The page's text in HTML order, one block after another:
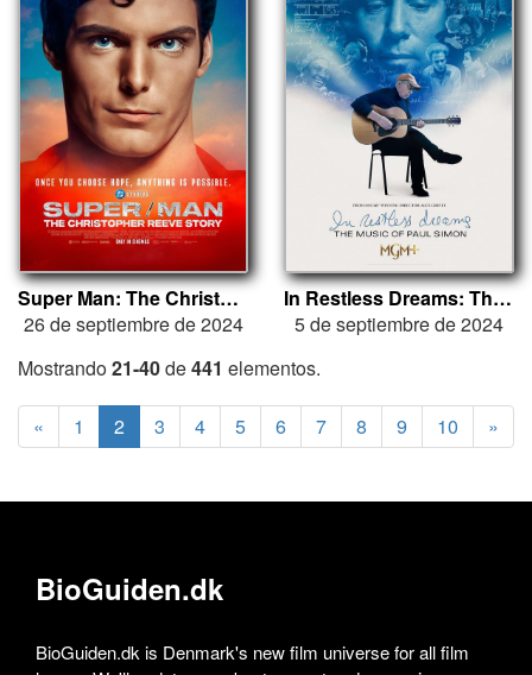
Super Man: The Christopher Reeve Story
26 de septiembre de 2024
In Restless Dreams: The Music of Paul Simon
5 de septiembre de 2024
Mostrando21-40de441 elementos.
« 1 2 3 4 5 6 7 8 9 10 »
BioGuiden.dk
BioGuiden.dk is Denmark's new film universe for all film